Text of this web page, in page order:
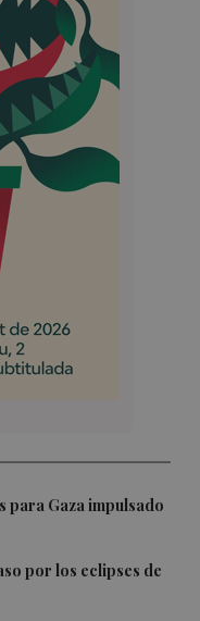
para Gaza impulsado
por los eclipses de